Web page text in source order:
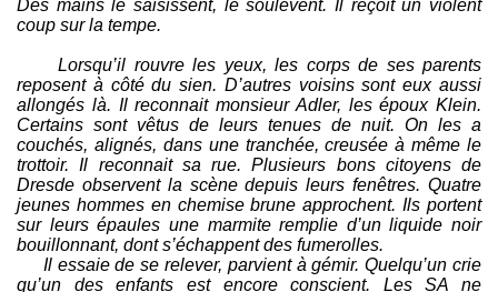
Des mains le saisissent, le soulèvent. Il reçoit un violent
coup sur la tempe.
Lorsqu’il rouvre les yeux, les corps de ses parents
reposent à côté du sien. D’autres voisins sont eux aussi
allongés là. Il reconnait monsieur Adler, les époux Klein.
Certains sont vêtus de leurs tenues de nuit. On les a
couchés, alignés, dans une tranchée, creusée à même le
trottoir. Il reconnait sa rue. Plusieurs bons citoyens de
Dresde observent la scène depuis leurs fenêtres. Quatre
jeunes hommes en chemise brune approchent. Ils portent
sur leurs épaules une marmite remplie d’un liquide noir
bouillonnant, dont s’échappent des fumerolles.
Il essaie de se relever, parvient à gémir. Quelqu’un crie
qu’un des enfants est encore conscient. Les SA ne